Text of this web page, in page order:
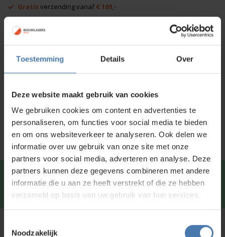
Toestemming Details Over
Deze website maakt gebruik van cookies
We gebruiken cookies om content en advertenties te
personaliseren, om functies voor social media te bieden
en om ons websiteverkeer te analyseren. Ook delen we
informatie over uw gebruik van onze site met onze
partners voor social media, adverteren en analyse. Deze
partners kunnen deze gegevens combineren met andere
informatie die u aan ze heeft verstrekt of die ze hebben
verzameld op basis van uw gebruik van hun services.
Noodzakelijk
regenhoes
Gratis verzending vanaf € 100,-
Voor 15:00 besteld is
Productinformatie
Specificaties
Service en kalibratie
Snel en direct contact?We beantwoorden je vragen
graag via
Whatsapp
Kunt u niet vinden wat u zoekt?